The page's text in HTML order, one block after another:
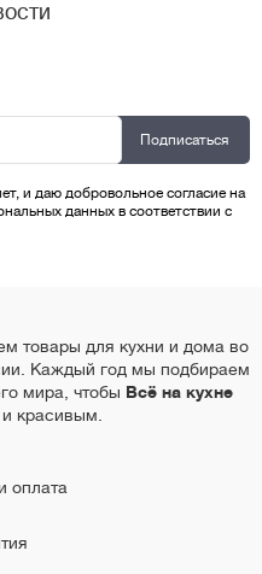
и даю добровольное согласие на
данных в соответствии с
товары для кухни и дома во
Каждый год мы подбираем
мира, чтобы Всё на кухне
красивым.
оплата